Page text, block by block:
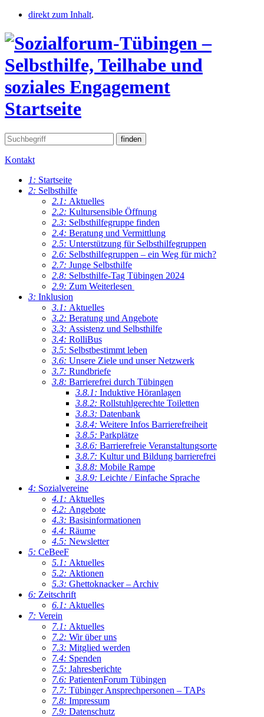
direkt zum Inhalt.
Startseite
Kontakt
1: Startseite
2: Selbsthilfe
2.1: Aktuelles
2.2: Kultursensible Öffnung
2.3: Selbsthilfegruppe finden
2.4: Beratung und Vermittlung
2.5: Unterstützung für Selbsthilfegruppen
2.6: Selbsthilfegruppen – ein Weg für mich?
2.7: Junge Selbsthilfe
2.8: Selbsthilfe-Tag Tübingen 2024
2.9: Zum Weiterlesen
3: Inklusion
3.1: Aktuelles
3.2: Beratung und Angebote
3.3: Assistenz und Selbsthilfe
3.4: RolliBus
3.5: Selbstbestimmt leben
3.6: Unsere Ziele und unser Netzwerk
3.7: Rundbriefe
3.8: Barrierefrei durch Tübingen
3.8.1: Induktive Höranlagen
3.8.2: Rollstuhlgerechte Toiletten
3.8.3: Datenbank
3.8.4: Weitere Infos Barrierefreiheit
3.8.5: Parkplätze
3.8.6: Barrierefreie Veranstaltungsorte
3.8.7: Kultur und Bildung barrierefrei
3.8.8: Mobile Rampe
3.8.9: Leichte / Einfache Sprache
4: Sozialvereine
4.1: Aktuelles
4.2: Angebote
4.3: Basisinformationen
4.4: Räume
4.5: Newsletter
5: CeBeeF
5.1: Aktuelles
5.2: Aktionen
5.3: Ghettoknacker – Archiv
6: Zeitschrift
6.1: Aktuelles
7: Verein
7.1: Aktuelles
7.2: Wir über uns
7.3: Mitglied werden
7.4: Spenden
7.5: Jahresberichte
7.6: PatientenForum Tübingen
7.7: Tübinger Ansprechpersonen – TAPs
7.8: Impressum
7.9: Datenschutz